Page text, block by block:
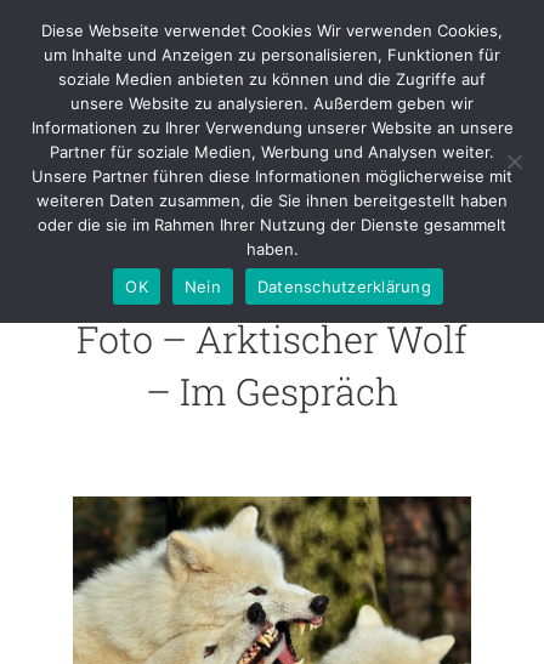
content
Foto – Arktischer Wolf – Im
Gespräch
Foto – Arktischer Wolf
– Im Gespräch
Diese Webseite verwendet Cookies Wir verwenden Cookies,
um Inhalte und Anzeigen zu personalisieren, Funktionen für
soziale Medien anbieten zu können und die Zugriffe auf
unsere Website zu analysieren. Außerdem geben wir
Informationen zu Ihrer Verwendung unserer Website an unsere
Partner für soziale Medien, Werbung und Analysen weiter.
Unsere Partner führen diese Informationen möglicherweise mit
weiteren Daten zusammen, die Sie ihnen bereitgestellt haben
oder die sie im Rahmen Ihrer Nutzung der Dienste gesammelt
haben.
OK
Nein Datenschutzerklärung